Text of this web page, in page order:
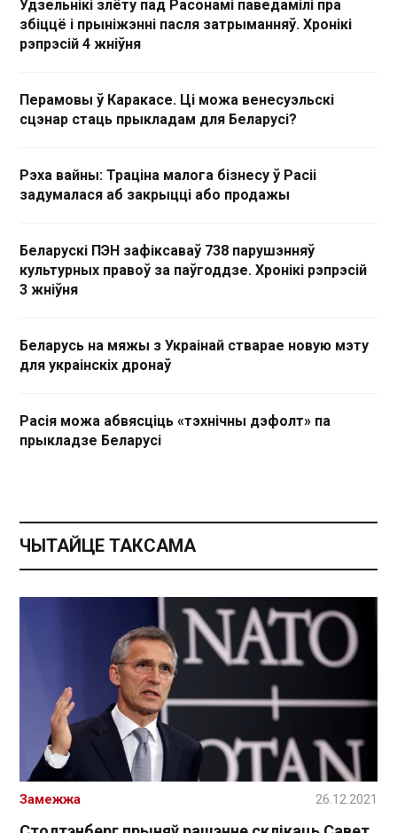
Удзельнікі злёту пад Расонамі паведамілі пра
збіццё і прыніжэнні пасля затрыманняў. Хронікі
рэпрэсій 4 жніўня
Перамовы ў Каракасе. Ці можа венесуэльскі
сцэнар стаць прыкладам для Беларусі?
Рэха вайны: Траціна малога бізнесу ў Расіі
задумалася аб закрыцці або продажы
Беларускі ПЭН зафіксаваў 738 парушэнняў
культурных правоў за паўгоддзе. Хронікі рэпрэсій
3 жніўня
Беларусь на мяжы з Украінай стварае новую мэту
для украінскіх дронаў
Расія можа абвясціць «тэхнічны дэфолт» па
прыкладзе Беларусі
ЧЫТАЙЦЕ ТАКСАМА
Замежжа 26.12.2021